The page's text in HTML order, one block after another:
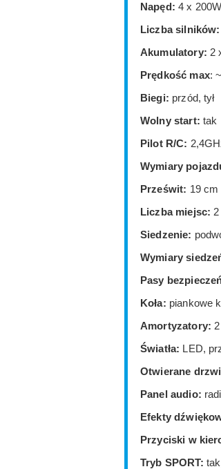
Napęd: 4 x 200W
Liczba silników:
Akumulatory: 2
Prędkość max:
Biegi: przód, tył
Wolny start: tak
Pilot R/C:
Wymiary
Prześwit: 19 cm
Liczba miejsc: 2
Siedzenie:
Wymiary
Pasy
Koła: piankowe
Amortyzatory:
Światła: LED,
Otwierane
Panel audio:
Efekty
Przyciski w
Tryb SPORT: